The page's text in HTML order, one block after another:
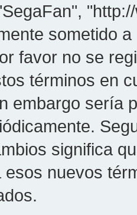
sometido
favor no se
términos en
embargo sería
significa
esos nuevos